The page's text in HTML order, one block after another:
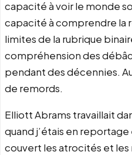
capacité à voir le monde
capacité à comprendre la
limites de la rubrique
compréhension des
pendant des décennies.
de remords.
Elliott Abrams travaillait
quand j’étais en
couvert les atrocités et les